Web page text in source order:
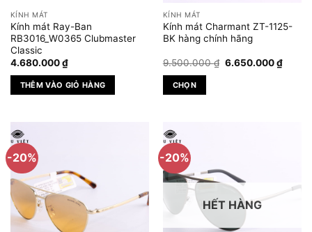
KÍNH MÁT
Kính mát Ray-Ban
RB3016_W0365 Clubmaster
Classic
4.680.000₫
THÊM VÀO GIỎ HÀNG
KÍNH MÁT
Kính mát Charmant ZT-1125-
BK hàng chính hãng
9.500.000₫ Giá
6.650.000₫Giá
hiện
CHỌN
này
có
nhiều
biến
Các
tùy
-20% -20%
HẾT HÀNG